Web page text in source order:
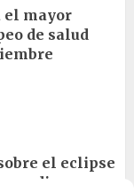
el mayor
de salud
el eclipse